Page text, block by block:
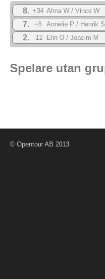
8. +34 Alma W / Vince W
7. +8 Annelie P / Henrik S
2. -12 Elin O / Joacim M
Spelare utan
© Opentour AB 2013